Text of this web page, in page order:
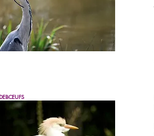
BŒUFS